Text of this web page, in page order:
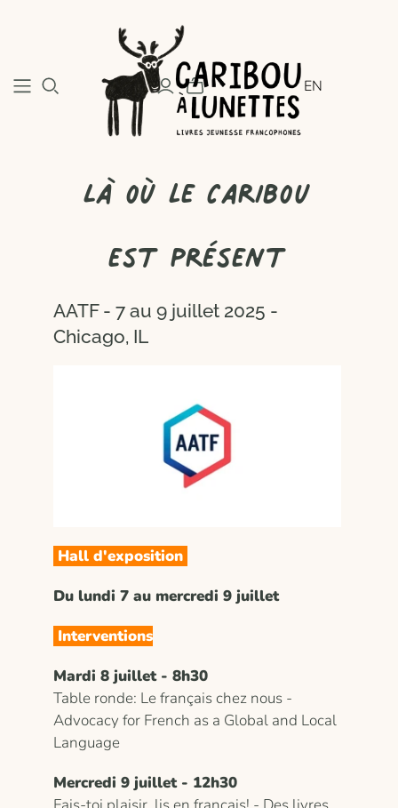
EN
Là où le Caribou
est présent
AATF - 7 au 9 juillet 2025 -
Chicago, IL
Hall d'exposition
Du lundi 7 au mercredi 9 juillet
Interventions
Mardi 8 juillet - 8h30
Table ronde: Le français chez nous -
Advocacy for French as a Global and Local
Language
Mercredi 9 juillet - 12h30